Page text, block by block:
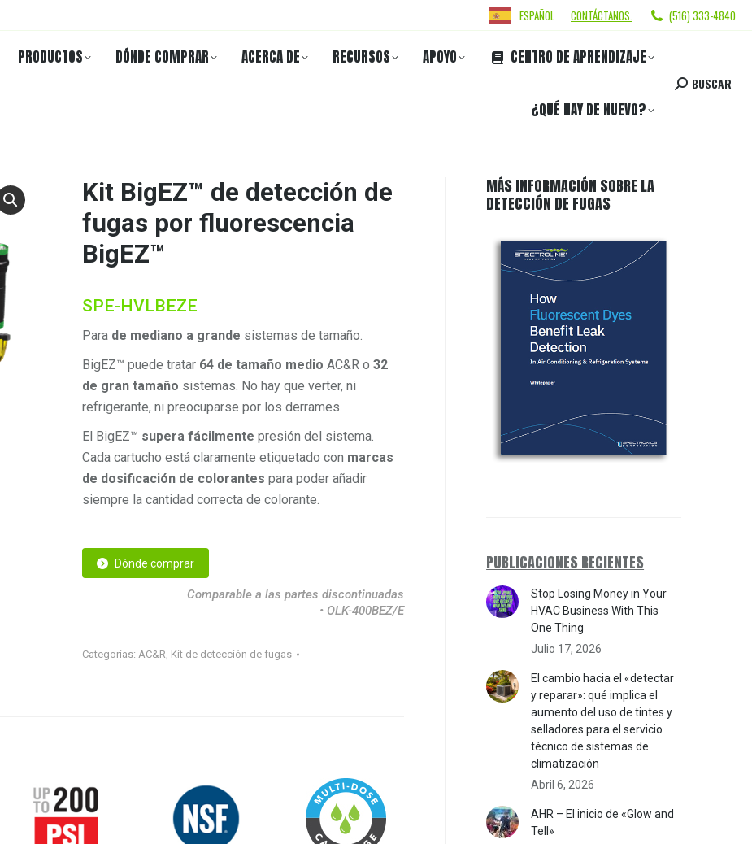
ESPAÑOL CONTÁCTANOS. (516) 333-4840
PRODUCTOS DÓNDE COMPRAR ACERCA DE RECURSOS APOYO CENTRO DE APRENDIZAJE
¿QUÉ HAY DE NUEVO?
BUSCAR
Kit BigEZ™ de detección de
fugas por fluorescencia
BigEZ™
SPE-HVLBEZE
Para de mediano a grande sistemas de tamaño.
BigEZ™ puede tratar 64 de tamaño medio AC&R o32
de gran tamaño sistemas. No hay que verter, ni
refrigerante, ni preocuparse por los derrames.
El BigEZ™ supera fácilmente presión del sistema.
Cada cartucho está claramente etiquetado con marcas
de dosificación de colorantes para poder añadir
siempre la cantidad correcta de colorante.
Dónde comprar
Comparable a las partes discontinuadas
• OLK-400BEZ/E
Categorías:AC&R, Kit de detección de fugas
MÁS INFORMACIÓN SOBRE LA
DETECCIÓN DE FUGAS
PUBLICACIONES RECIENTES
Stop Losing Money in Your
HVAC Business With This
One Thing
Julio 17, 2026
El cambio hacia el «detectar
y reparar»: qué implica el
aumento del uso de tintes y
selladores para el servicio
técnico de sistemas de
climatización
Abril 6, 2026
AHR – El inicio de «Glow and
Tell»